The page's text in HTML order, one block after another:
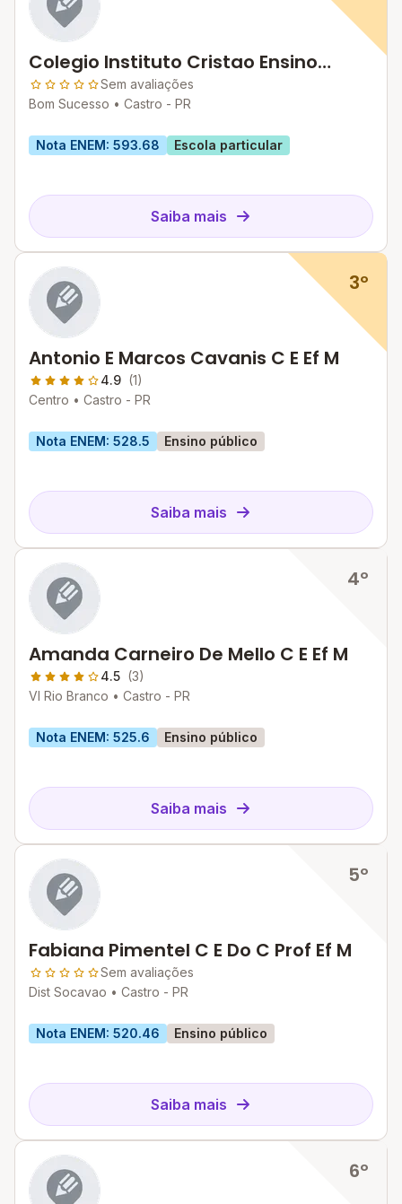
Colegio Instituto Cristao Ensino
Medio E Profissional
Sem avaliações
Bom Sucesso • Castro - PR
Nota ENEM: 593.68 Escola particular
Saiba mais
3º
Antonio E Marcos Cavanis C E Ef M
4.9 (1)
Centro • Castro - PR
Nota ENEM: 528.5 Ensino público
Saiba mais
4º
Amanda Carneiro De Mello C E Ef M
4.5 (3)
Vl Rio Branco • Castro - PR
Nota ENEM: 525.6 Ensino público
Saiba mais
5º
Fabiana Pimentel C E Do C Prof Ef M
Sem avaliações
Dist Socavao • Castro - PR
Nota ENEM: 520.46 Ensino público
Saiba mais
6º